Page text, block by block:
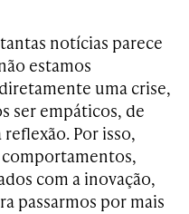
notícias parece
estamos
uma crise,
ser empáticos, de
Por isso,
com a inovação,
passarmos por mais